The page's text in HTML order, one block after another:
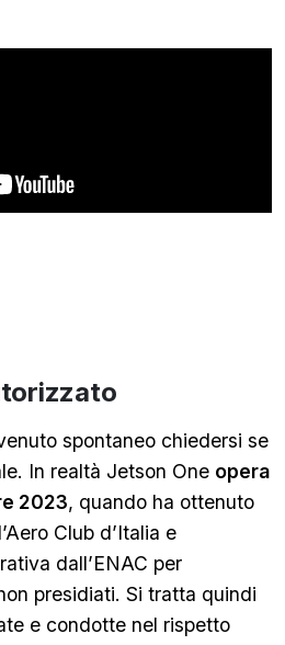
spontaneo chiedersi se
In realtà Jetson One opera
2023, quando ha ottenuto
Club d’Italia e
dall’ENAC per
presidiati. Si tratta quindi
e condotte nel rispetto